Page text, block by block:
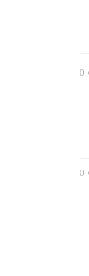
0
0